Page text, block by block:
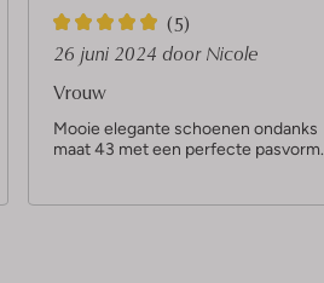
5
S
t
e
r
(5)
26 juni 2024 door Nicole
Vrouw
Mooie elegante schoenen ondanks
maat 43 met een perfecte pasvorm.